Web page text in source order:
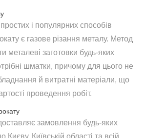
і популярних способів
є газове різання металу. Метод
металеві заготовки будь-яких
шматки, причому для цього не
й витратні матеріали, що
проведення робіт.
замовлення будь-яких
Києву, Київській області та всій